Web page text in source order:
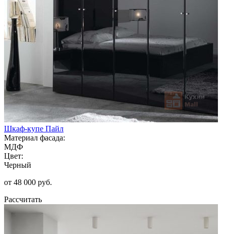
Шкаф-купе Пайл
Материал фасада:
МДФ
Цвет:
Черный
от 48 000 руб.
Рассчитать